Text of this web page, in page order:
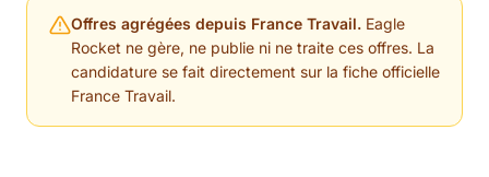
Offres agrégées depuis France Travail. Eagle
Rocket ne gère, ne publie ni ne traite ces offres. La
candidature se fait directement sur la fiche officielle
France Travail.